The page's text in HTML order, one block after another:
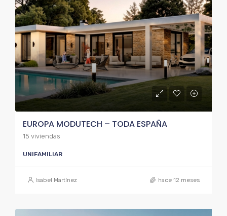
EUROPA MODUTECH – TODA ESPAÑA
15 viviendas
UNIFAMILIAR
Isabel Martínez hace 12 meses